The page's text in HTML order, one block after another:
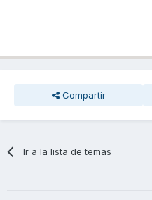
Compartir
Ir a la lista de temas